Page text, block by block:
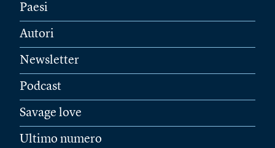
Paesi
Autori
Newsletter
Podcast
Savage love
Ultimo numero